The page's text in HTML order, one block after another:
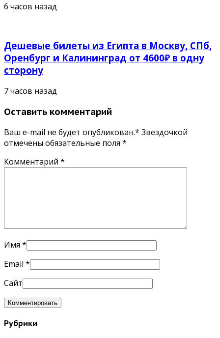
6 часов назад
Дешевые билеты из Египта в Москву, СПб,
Оренбург и Калининград от 4600₽ в одну
сторону
7 часов назад
Оставить комментарий
Ваш e-mail не будет опубликован.* Звездочкой
отмечены обязательные поля *
Комментарий *
Имя *
Email *
Сайт
Рубрики